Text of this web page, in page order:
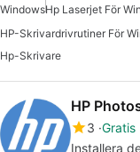
WindowsHp Laserjet För
HP-Skrivardrivrutiner För
Hp-Skrivare
3 Gratis
Installera